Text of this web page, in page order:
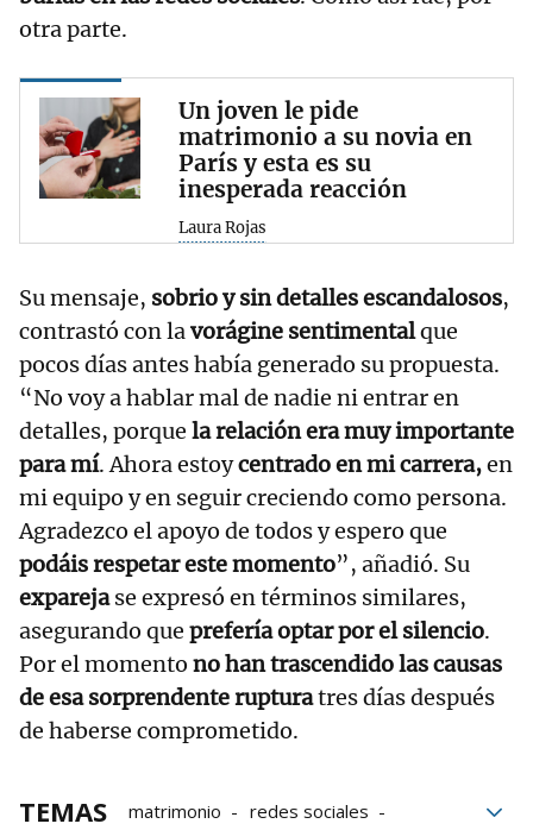
otra parte.
Un joven le pide
matrimonio a su novia en
París y esta es su
inesperada reacción
Laura Rojas
Su mensaje, sobrio y sin detalles escandalosos,
contrastó con lavorágine sentimentalque
pocos días antes había generado su propuesta.
“No voy a hablar mal de nadie ni entrar en
detalles, porque la relación era muy importante
para mí. Ahora estoycentrado en mi carrera,en
mi equipo y en seguir creciendo como persona.
Agradezco el apoyo de todos y espero que
podáis respetar este momento”, añadió. Su
exparejase expresó en términos similares,
asegurando que prefería optar por el silencio.
Por el momento no han trascendido las causas
de esa sorprendente rupturatres días después
de haberse comprometido.
TEMAS matrimonio
redes sociales